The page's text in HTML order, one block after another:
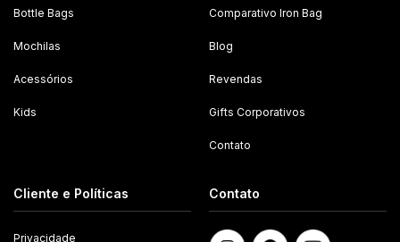
Bottle Bags
Mochilas
Acessórios
Kids
Comparativo Iron Bag
Blog
Revendas
Gifts Corporativos
Contato
Cliente e Políticas
Privacidade
Contato